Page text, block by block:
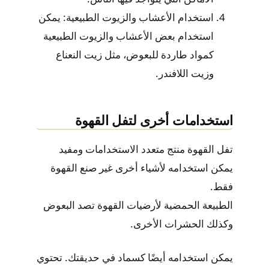
استخدام الأعشاب والزيوت الطبيعية: يمكن
استخدام بعض الأعشاب والزيوت الطبيعية
كمواد طاردة للبعوض، مثل زيت النعناع
وزيت اللافندر.
استخدامات أخرى لتفل القهوة
تفل القهوة منتج متعدد الاستخدامات ومفيد
يمكن استخدامه لأشياء أخرى غير صنع القهوة
فقط.
الطبيعة الحمضية لأرضيات القهوة تصد البعوض
وكذلك الحشرات الأخرى.
يمكن استخدامه أيضًا كسماد في حديقتك. تحتوي